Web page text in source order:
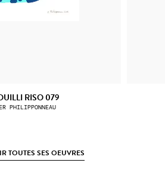
RISO 079
PHILIPPONNEAU
TOUTES SES OEUVRES